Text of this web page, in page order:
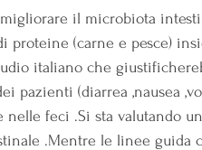
il microbiota
(carne e pesce)
italiano che
pazienti (diarrea ,nausea
feci .Si sta valutando
.Mentre le linee guida